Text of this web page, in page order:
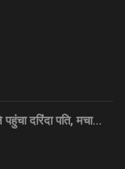
दरिंदा पति, मचा…